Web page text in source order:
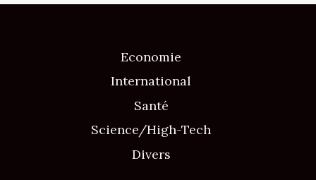
Economie
International
Santé
Science/High-Tech
Divers